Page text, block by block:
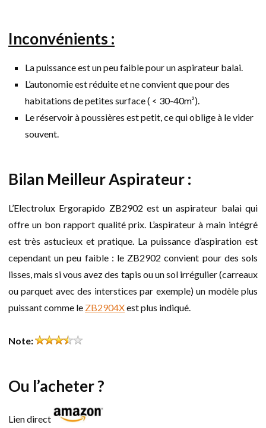
Inconvénients :
La puissance est un peu faible pour un aspirateur balai.
L’autonomie est réduite et ne convient que pour des
habitations de petites surface ( < 30-40m²).
Le réservoir à poussières est petit, ce qui oblige à le vider
souvent.
Bilan Meilleur Aspirateur :
L’Electrolux Ergorapido ZB2902 est un aspirateur balai qui
offre un bon rapport qualité prix. L’aspirateur à main intégré
est très astucieux et pratique. La puissance d’aspiration est
cependant un peu faible : le ZB2902 convient pour des sols
lisses, mais si vous avez des tapis ou un sol irrégulier (carreaux
ou parquet avec des interstices par exemple) un modèle plus
puissant comme le ZB2904Xest plus indiqué.
Note:
Ou l’acheter ?
Lien direct